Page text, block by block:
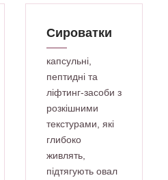
Сироватки
капсульні,
пептидні та
ліфтинг-засоби з
розкішними
текстурами, які
глибоко
живлять,
підтягують овал